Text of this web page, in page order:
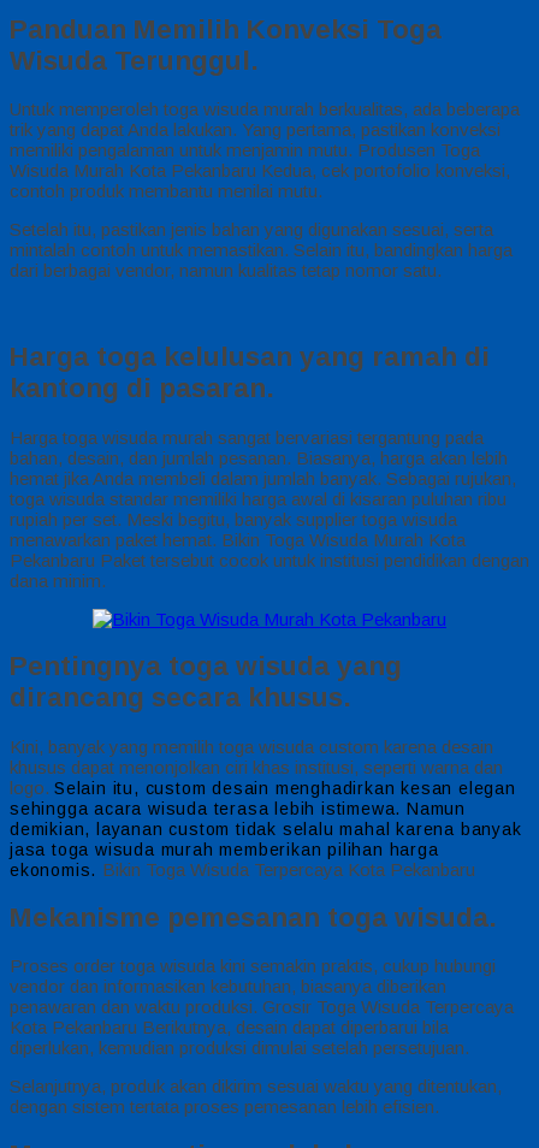
Panduan Memilih Konveksi Toga
Wisuda Terunggul.
Untuk memperoleh toga wisuda murah berkualitas, ada beberapa
trik yang dapat Anda lakukan. Yang pertama, pastikan konveksi
memiliki pengalaman untuk menjamin mutu. Produsen Toga
Wisuda Murah Kota Pekanbaru Kedua, cek portofolio konveksi,
contoh produk membantu menilai mutu.
Setelah itu, pastikan jenis bahan yang digunakan sesuai, serta
mintalah contoh untuk memastikan. Selain itu, bandingkan harga
dari berbagai vendor, namun kualitas tetap nomor satu.
Harga toga kelulusan yang ramah di
kantong di pasaran.
Harga toga wisuda murah sangat bervariasi tergantung pada
bahan, desain, dan jumlah pesanan. Biasanya, harga akan lebih
hemat jika Anda membeli dalam jumlah banyak. Sebagai rujukan,
toga wisuda standar memiliki harga awal di kisaran puluhan ribu
rupiah per set. Meski begitu, banyak supplier toga wisuda
menawarkan paket hemat. Bikin Toga Wisuda Murah Kota
Pekanbaru Paket tersebut cocok untuk institusi pendidikan dengan
dana minim.
Pentingnya toga wisuda yang
dirancang secara khusus.
Kini, banyak yang memilih toga wisuda custom karena desain
khusus dapat menonjolkan ciri khas institusi, seperti warna dan
logo. Selain itu, custom desain menghadirkan kesan elegan
sehingga acara wisuda terasa lebih istimewa. Namun
demikian, layanan custom tidak selalu mahal karena banyak
jasa toga wisuda murah memberikan pilihan harga
ekonomis. Bikin Toga Wisuda Terpercaya Kota Pekanbaru
Mekanisme pemesanan toga wisuda.
Proses order toga wisuda kini semakin praktis, cukup hubungi
vendor dan informasikan kebutuhan, biasanya diberikan
penawaran dan waktu produksi. Grosir Toga Wisuda Terpercaya
Kota Pekanbaru Berikutnya, desain dapat diperbarui bila
diperlukan, kemudian produksi dimulai setelah persetujuan.
Selanjutnya, produk akan dikirim sesuai waktu yang ditentukan,
dengan sistem tertata proses pemesanan lebih efisien.